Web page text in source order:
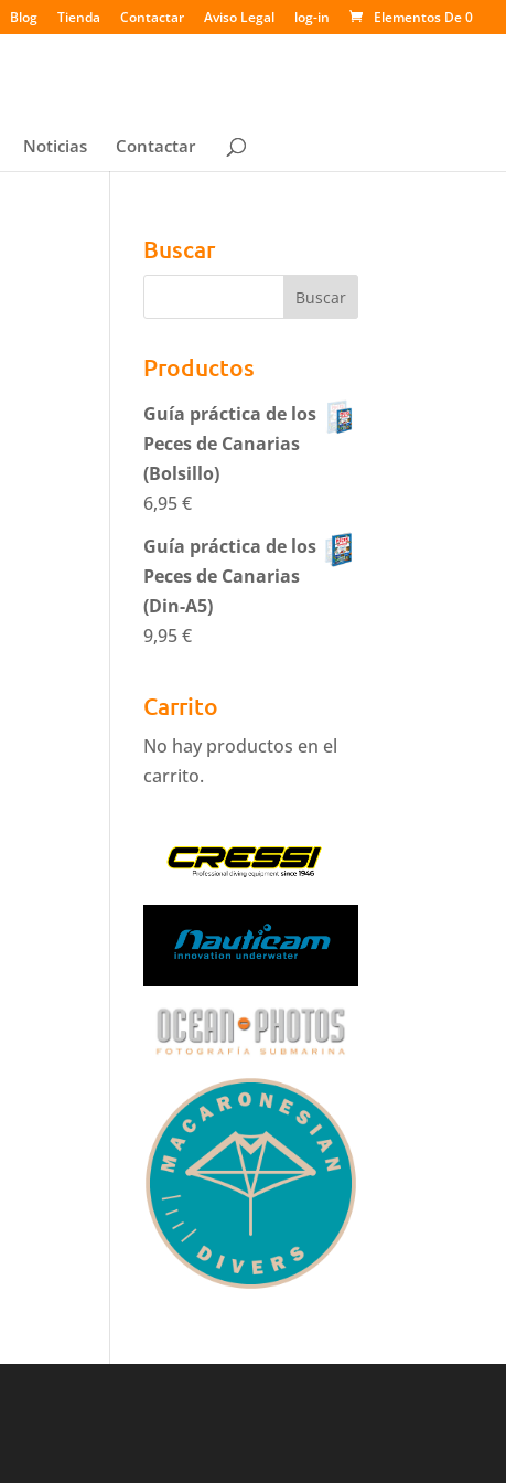
Blog Tienda Contactar Aviso Legal log-in Elementos De 0
Noticias Contactar
Buscar
Productos
Guía práctica de los
Peces de Canarias
(Bolsillo)
6,95€
Guía práctica de los
Peces de Canarias
(Din-A5)
9,95€
Carrito
No hay productos en el
carrito.